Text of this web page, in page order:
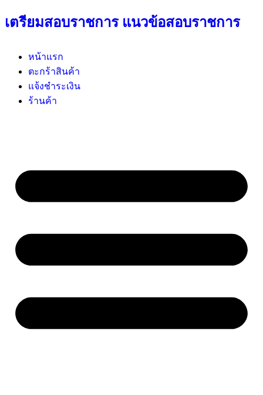
เตรียมสอบราชการ แนวข้อสอบราชการ
หน้าแรก
ตะกร้าสินค้า
แจ้งชำระเงิน
ร้านค้า